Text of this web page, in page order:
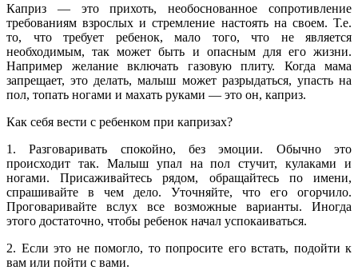
Каприз — это прихоть, необоснованное сопротивление
требованиям взрослых и стремление настоять на своем. Т.е.
то, что требует ребенок, мало того, что не является
необходимым, так может быть и опасным для его жизни.
Например желание включать газовую плиту. Когда мама
запрещает, это делать, малыш может разрыдаться, упасть на
пол, топать ногами и махать руками — это он, каприз.
Как себя вести с ребенком при капризах?
1. Разговаривать cпокойно, без эмоции. Обычно это
происходит так. Малыш упал на пол стучит, кулаками и
ногами. Присаживайтесь рядом, обращайтесь по имени,
спрашивайте в чем дело. Уточняйте, что его огорчило.
Проговаривайте вслух все возможные варианты. Иногда
этого достаточно, чтобы ребенок начал успокаиваться.
2. Если это не помогло, то попросите его встать, подойти к
вам или пойти с вами.